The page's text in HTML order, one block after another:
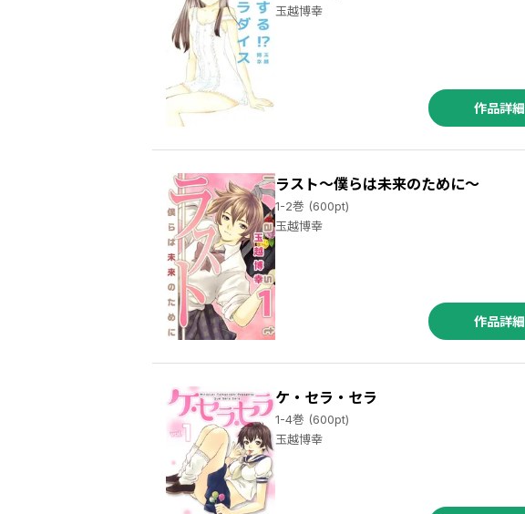
玉越博幸
作品詳細
ラスト～僕らは未来のために～
1-2巻 (600pt)
玉越博幸
作品詳細
ケ・セラ・セラ
1-4巻 (600pt)
玉越博幸